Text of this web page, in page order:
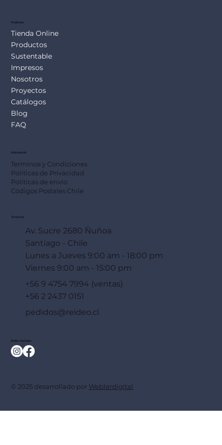
Productos
Tienda Online
Productos
Sustentable
Impresos
Nosotros
Proyectos
Catálogos
Blog
FAQ
Información
Terminos y Condiciones
Políticas de Privacidad
Políticas de envío
Códigos Postales Chile
Dirección
Av. Sucre 2680 Ñuñoa
Santiago - Chile
Lunes a Jueves 9:00 am - 18:00 pm
Viernes 9:00 am - 15:00 pm
+56 9 4754 7994 (ventas)
+56 2 2437 0151
pedidos@reideo.cl
Redes Sociales
© 2025 desarrollado por Weblerdigital